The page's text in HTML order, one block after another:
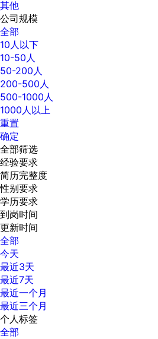
其他
公司规模
全部
10人以下
10-50人
50-200人
200-500人
500-1000人
1000人以上
重置
确定
全部筛选
经验要求
简历完整度
性别要求
学历要求
到岗时间
更新时间
全部
今天
最近3天
最近7天
最近一个月
最近三个月
个人标签
全部